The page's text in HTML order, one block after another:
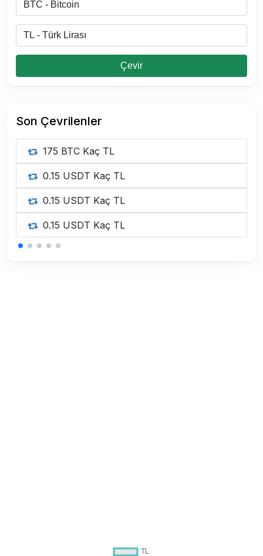
Çevir
Son Çevrilenler
175 BTC Kaç TL
0.15 USDT Kaç TL
0.15 USDT Kaç TL
0.15 USDT Kaç TL